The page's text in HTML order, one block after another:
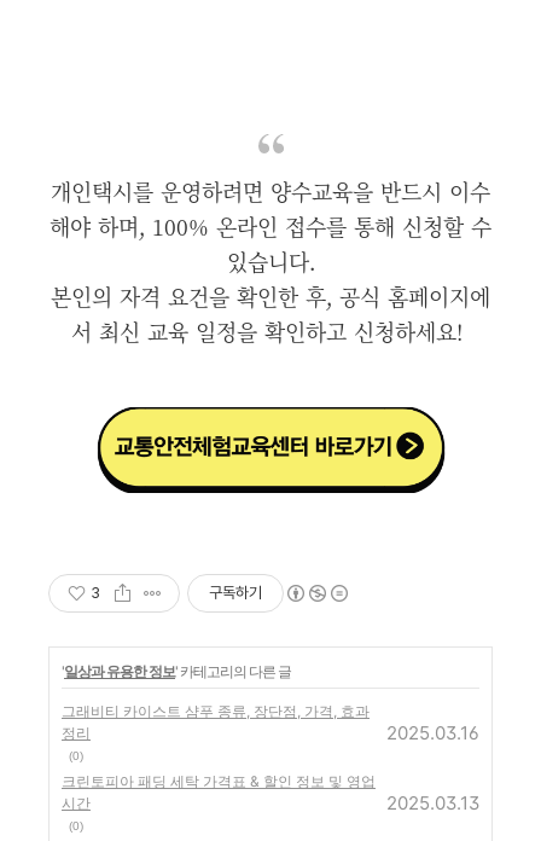
개인택시를 운영하려면 양수교육을 반드시 이수
해야 하며, 100% 온라인 접수를 통해 신청할 수
있습니다.
본인의 자격 요건을 확인한 후, 공식 홈페이지에
서 최신 교육 일정을 확인하고 신청하세요!
3 구독하기
'일상과 유용한 정보' 카테고리의 다른 글
그래비티 카이스트 샴푸 종류, 장단점, 가격, 효과
정리
(0)
2025.03.16
크린토피아 패딩 세탁 가격표 & 할인 정보 및 영업
시간
(0)
2025.03.13